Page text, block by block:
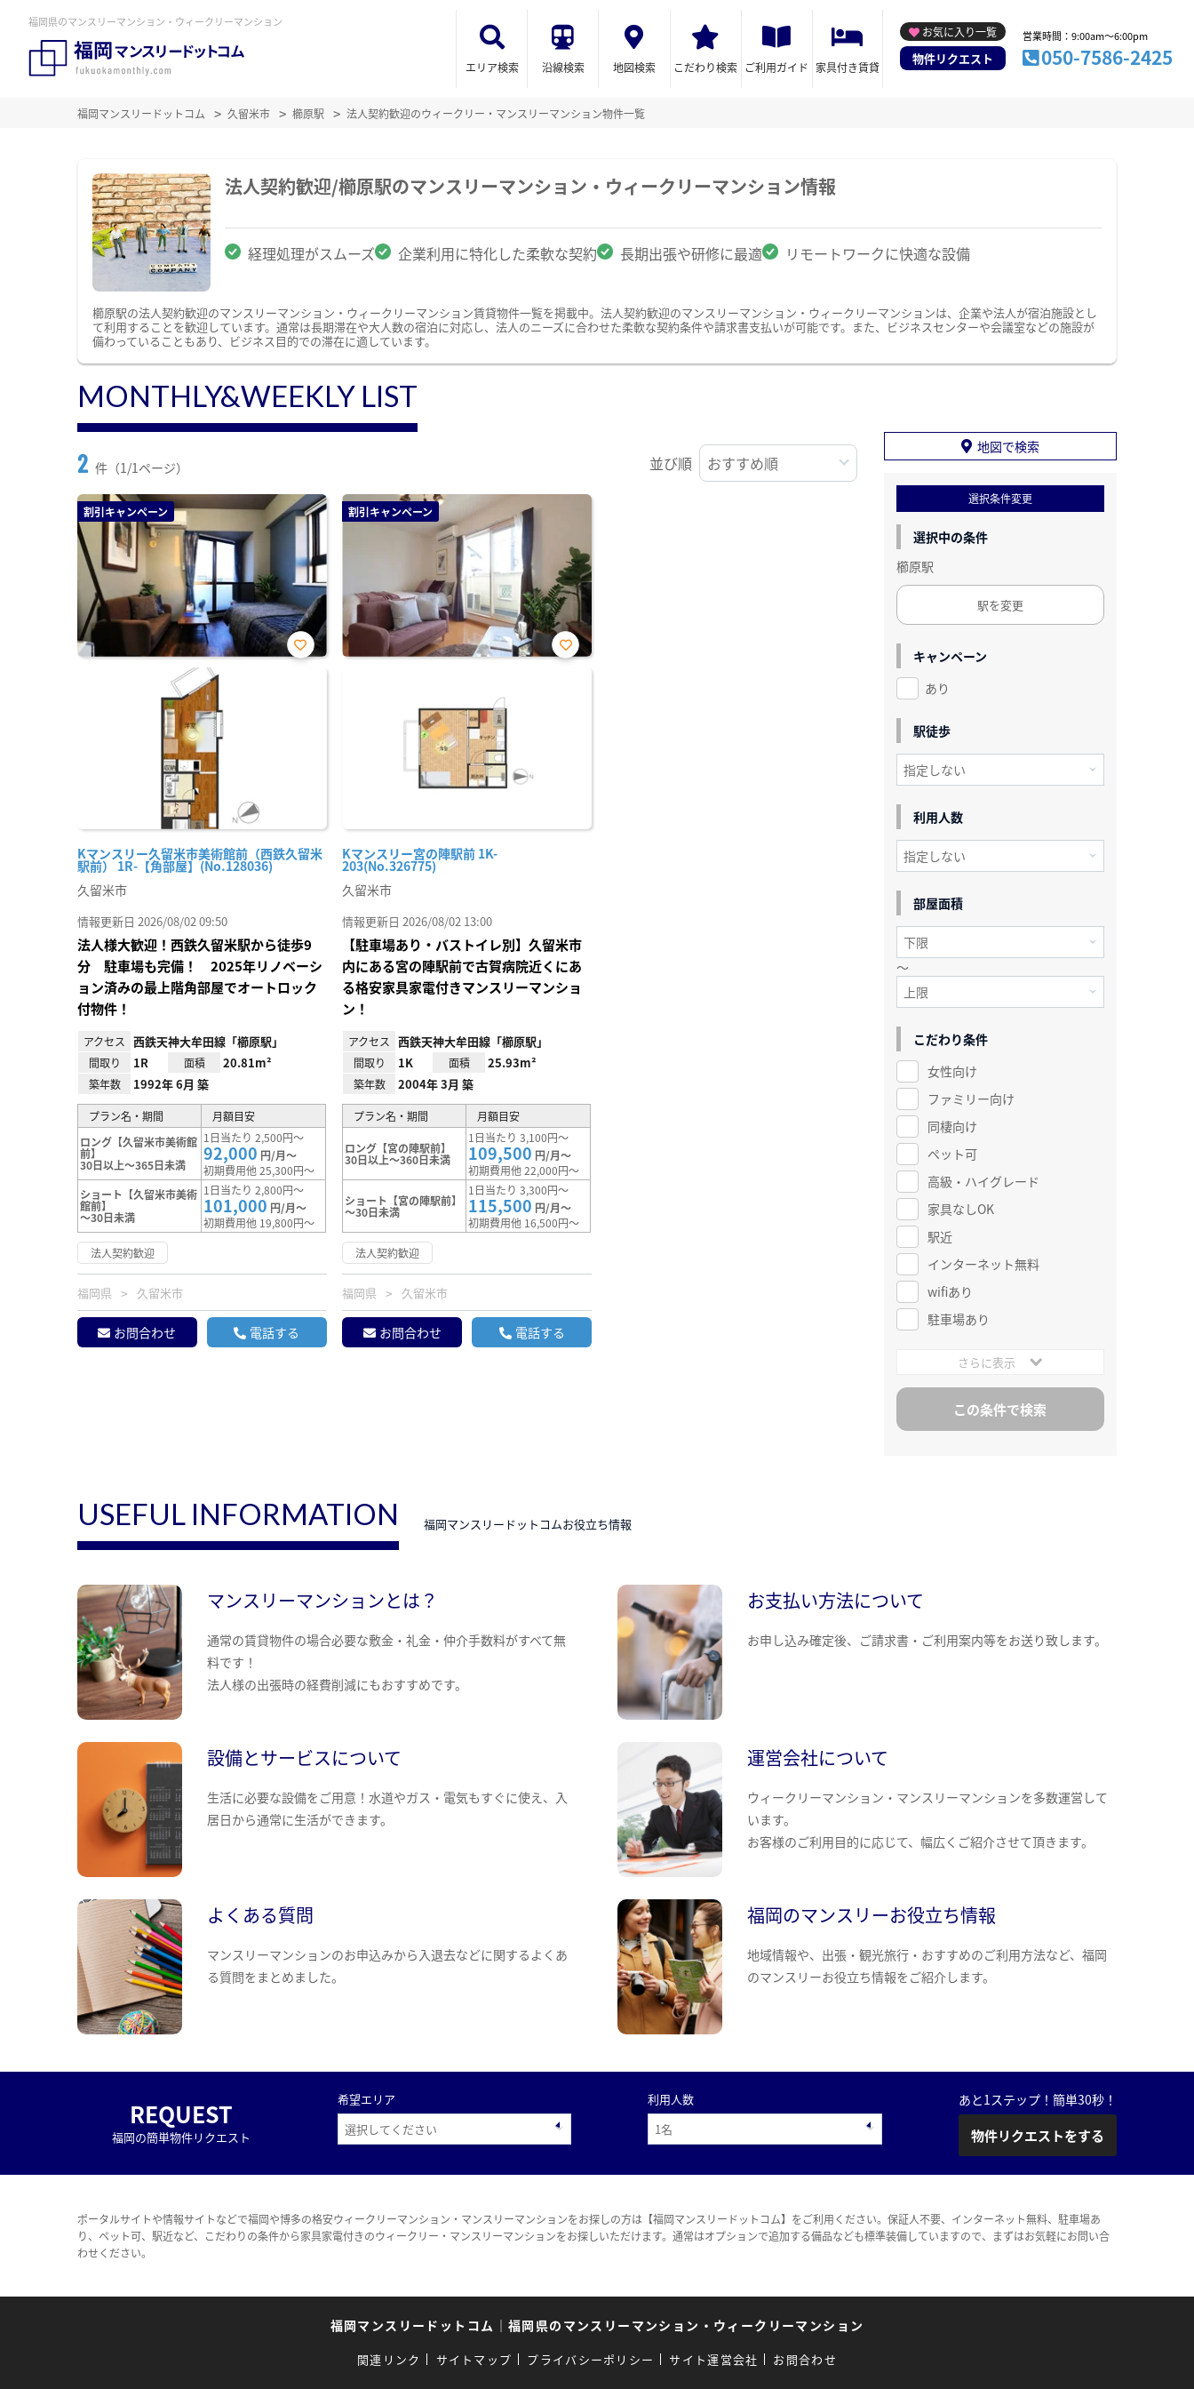
福岡県のマンスリーマンション・ウィークリーマンション
エリア検索 沿線検索 地図検索 こだわり検索 ご利用ガイド 家具付き賃貸
お気に入り一覧
物件リクエスト
営業時間：9:00am～6:00pm
050-7586-2425
福岡マンスリードットコム 久留米市 櫛原駅 法人契約歓迎のウィークリー・マンスリーマンション物件一覧
法人契約歓迎/櫛原駅のマンスリーマンション・ウィークリーマンション情報
経理処理がスムーズ 企業利用に特化した柔軟な契約 長期出張や研修に最適 リモートワークに快適な設備
櫛原駅の法人契約歓迎のマンスリーマンション・ウィークリーマンション賃貸物件一覧を掲載中。法人契約歓迎のマンスリーマンション・ウィークリーマンションは、企業や法人が宿泊施設とし
て利用することを歓迎しています。通常は長期滞在や大人数の宿泊に対応し、法人のニーズに合わせた柔軟な契約条件や請求書支払いが可能です。また、ビジネスセンターや会議室などの施設が
備わっていることもあり、ビジネス目的での滞在に適しています。
MONTHLY&WEEKLY LIST
2 件（1/1ページ） 並び順
割引キャンペーン
Kマンスリー久留米市美術館前（西鉄久留米
駅前） 1R-【角部屋】(No.128036)
お気
久留米市
情報更新日 2026/08/02 09:50
法人様大歓迎！西鉄久留米駅から徒歩9
分 駐車場も完備！ 2025年リノベーシ
ョン済みの最上階角部屋でオートロック
付物件！
アクセス 西鉄天神大牟田線「櫛原駅」
間取り 1R 面積 20.81m²
築年数 1992年 6月 築
プラン名・期間
月額目安
ロング【久留米市美術館
前】
30日以上～365日未満
1日当たり 2,500円～
92,000 円/月～
初期費用他 25,300円～
ショート【久留米市美術
館前】
～30日未満
1日当たり 2,800円～
101,000 円/月～
初期費用他 19,800円～
法人契約歓迎
福岡県 久留米市
お問合わせ 電話する
割引キャンペーン
Kマンスリー宮の陣駅前 1K-
203(No.326775)
お気
久留米市
情報更新日 2026/08/02 13:00
【駐車場あり・バストイレ別】久留米市
内にある宮の陣駅前で古賀病院近くにあ
る格安家具家電付きマンスリーマンショ
ン！
アクセス 西鉄天神大牟田線「櫛原駅」
間取り 1K 面積 25.93m²
築年数 2004年 3月 築
プラン名・期間 月額目安
ロング【宮の陣駅前】
30日以上～360日未満
1日当たり 3,100円～
109,500 円/月～
初期費用他 22,000円～
ショート【宮の陣駅前】
～30日未満
1日当たり 3,300円～
115,500 円/月～
初期費用他 16,500円～
法人契約歓迎
福岡県 久留米市
お問合わせ 電話する
地図で検索
選択条件変更
選択中の条件
櫛原駅
駅を変更
キャンペーン
あり
駅徒歩
利用人数
部屋面積
～
こだわり条件
女性向け
ファミリー向け
同棲向け
ペット可
高級・ハイグレード
家具なしOK
駅近
インターネット無料
wifiあり
駐車場あり
さらに表示
USEFUL INFORMATION 福岡マンスリードットコムお役立ち情報
マンスリーマンションとは？
通常の賃貸物件の場合必要な敷金・礼金・仲介手数料がすべて無
料です！
法人様の出張時の経費削減にもおすすめです。
お支払い方法について
お申し込み確定後、ご請求書・ご利用案内等をお送り致します。
設備とサービスについて
生活に必要な設備をご用意！水道やガス・電気もすぐに使え、入
居日から通常に生活ができます。
運営会社について
ウィークリーマンション・マンスリーマンションを多数運営して
います。
お客様のご利用目的に応じて、幅広くご紹介させて頂きます。
よくある質問
マンスリーマンションのお申込みから入退去などに関するよくあ
る質問をまとめました。
福岡のマンスリーお役立ち情報
地域情報や、出張・観光旅行・おすすめのご利用方法など、福岡
のマンスリーお役立ち情報をご紹介します。
REQUEST
福岡の簡単物件リクエスト
希望エリア 利用人数 あと1ステップ！簡単30秒！
物件リクエストをする
ポータルサイトや情報サイトなどで福岡や博多の格安ウィークリーマンション・マンスリーマンションをお探しの方は【福岡マンスリードットコム】をご利用ください。保証人不要、インターネット無料、駐車場あ
り、ペット可、駅近など、こだわりの条件から家具家電付きのウィークリー・マンスリーマンションをお探しいただけます。通常はオプションで追加する備品なども標準装備していますので、まずはお気軽にお問い合
わせください。
福岡マンスリードットコム ｜ 福岡県のマンスリーマンション・ウィークリーマンション
関連リンク サイトマップ プライバシーポリシー サイト運営会社 お問合わせ